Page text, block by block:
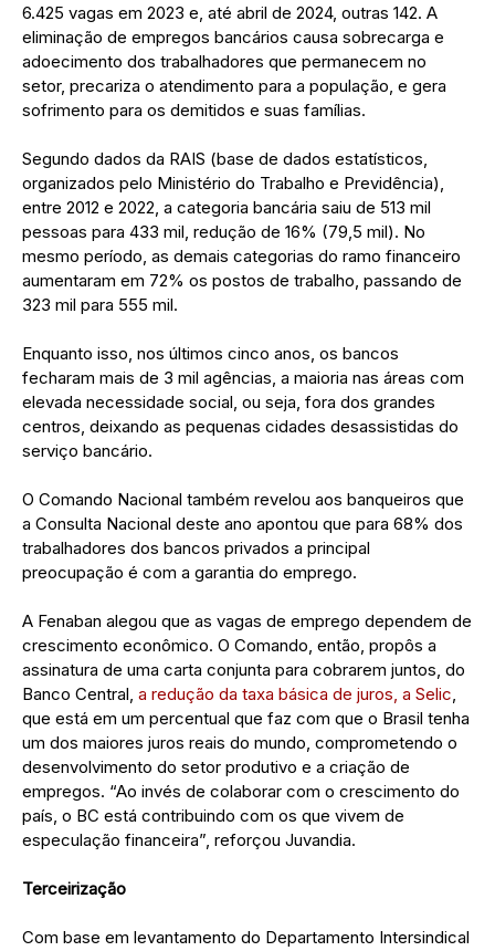
6.425 vagas em 2023 e, até abril de 2024, outras 142. A
eliminação de empregos bancários causa sobrecarga e
adoecimento dos trabalhadores que permanecem no
setor, precariza o atendimento para a população, e gera
sofrimento para os demitidos e suas famílias.
Segundo dados da RAIS (base de dados estatísticos,
organizados pelo Ministério do Trabalho e Previdência),
entre 2012 e 2022, a categoria bancária saiu de 513 mil
pessoas para 433 mil, redução de 16% (79,5 mil). No
mesmo período, as demais categorias do ramo financeiro
aumentaram em 72% os postos de trabalho, passando de
323 mil para 555 mil.
Enquanto isso, nos últimos cinco anos, os bancos
fecharam mais de 3 mil agências, a maioria nas áreas com
elevada necessidade social, ou seja, fora dos grandes
centros, deixando as pequenas cidades desassistidas do
serviço bancário.
O Comando Nacional também revelou aos banqueiros que
a Consulta Nacional deste ano apontou que para 68% dos
trabalhadores dos bancos privados a principal
preocupação é com a garantia do emprego.
A Fenaban alegou que as vagas de emprego dependem de
crescimento econômico. O Comando, então, propôs a
assinatura de uma carta conjunta para cobrarem juntos, do
Banco Central, a redução da taxa básica de juros, a Selic,
que está em um percentual que faz com que o Brasil tenha
um dos maiores juros reais do mundo, comprometendo o
desenvolvimento do setor produtivo e a criação de
empregos. “Ao invés de colaborar com o crescimento do
país, o BC está contribuindo com os que vivem de
especulação financeira”, reforçou Juvandia.
Terceirização
Com base em levantamento do Departamento Intersindical